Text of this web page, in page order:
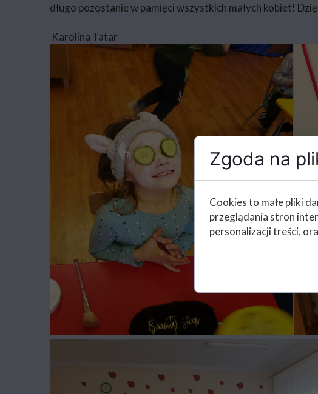
długo pozostanie w pamięci wszystkich małych kobiet!
Karolina Tatar
Zgoda na
Cookies to małe pliki
przeglądania stron
personalizacji treści,